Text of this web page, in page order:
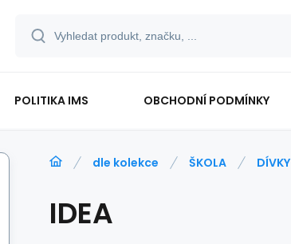
POLITIKA IMS OBCHODNÍ PODMÍNKY
dle kolekce ŠKOLA DÍVKY
IDEA